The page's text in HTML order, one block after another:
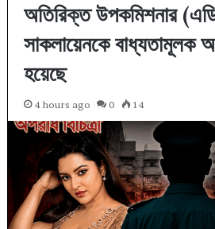
অতিরিক্ত উপকমিশনার
সাকলায়েনকে বাধ্যতামূলক
হয়েছে
4 hours ago 0 14